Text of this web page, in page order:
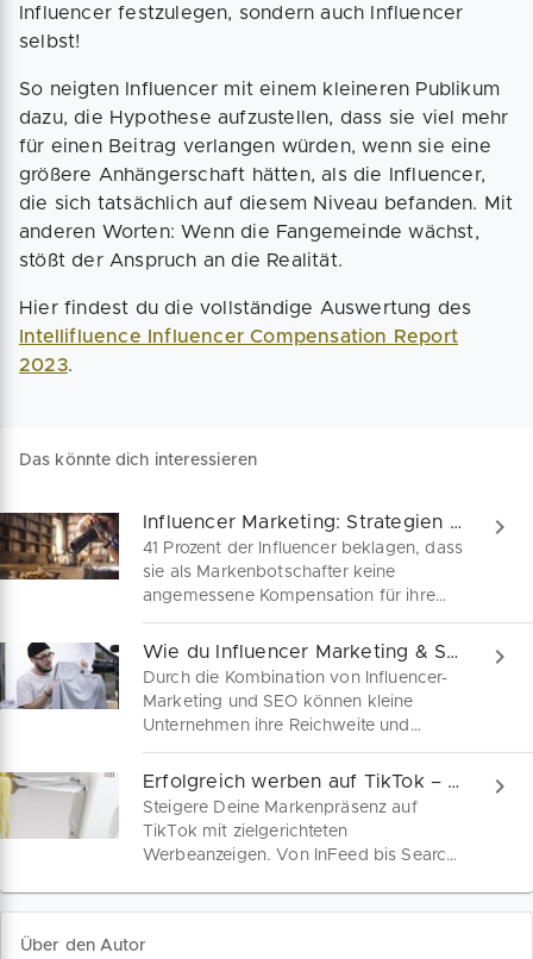
Influencer festzulegen, sondern auch Influencer
selbst!
So neigten Influencer mit einem kleineren Publikum
dazu, die Hypothese aufzustellen, dass sie viel mehr
für einen Beitrag verlangen würden, wenn sie eine
größere Anhängerschaft hätten, als die Influencer,
die sich tatsächlich auf diesem Niveau befanden. Mit
anderen Worten: Wenn die Fangemeinde wächst,
stößt der Anspruch an die Realität.
Hier findest du die vollständige Auswertung des
Intellifluence Influencer Compensation Report
2023.
Das könnte dich interessieren
Influencer Marketing: Strategien und Kosten
41 Prozent der Influencer beklagen, dass
sie als Markenbotschafter keine
angemessene Kompensation für ihre
Leistungen erhalten. Aber welches
Influencer-Honorar ist angemessen?
Warum sollten kleine Unternehmen
überhaupt in Influencer-Marketing
investieren? Wie du kostengünstig mit
erfährst du hier.
Wie du Influencer Marketing & SEO sinnvoll kombinierst
Durch die Kombination von Influencer-
Marketing und SEO können kleine
Unternehmen ihre Reichweite und
Sichtbarkeit erhöhen. Wir geben
praktische Tipps, wie du mit SEO-
optimierten Influencer Kampagnen mehr
Neukunden gewinnst und deine
Verkaufszahlen steigerst.
Erfolgreich werben auf TikTok – So geht's!
Steigere Deine Markenpräsenz auf
TikTok mit zielgerichteten
Werbeanzeigen. Von InFeed bis Search
Über den Autor